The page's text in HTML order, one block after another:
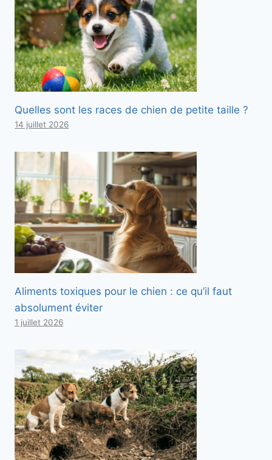
Quelles sont les races de chien de petite taille ?
14 juillet 2026
Aliments toxiques pour le chien : ce qu’il faut
absolument éviter
1 juillet 2026